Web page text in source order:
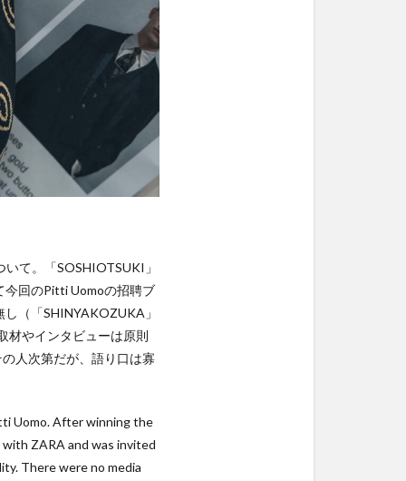
て。「SOSHIOTSUKI」
今回のPitti Uomoの招聘ブ
（「SHINYAKOZUKA」
材やインタビューは原則
人次第だが、語り口は寡
Uomo. After winning the
ZARA and was invited
There were no media